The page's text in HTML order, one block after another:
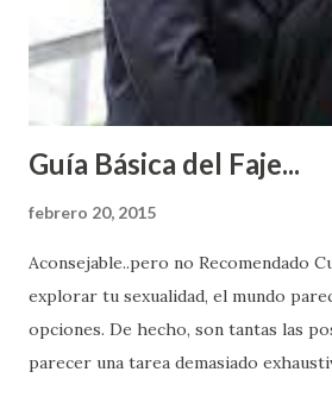
Guía Básica del Faje...
febrero 20, 2015
Aconsejable..pero no Recomendado
explorar tu sexualidad, el mundo
opciones. De hecho, son tantas las
parecer una tarea demasiado